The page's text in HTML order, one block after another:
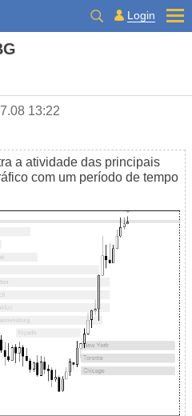
Login
13:22
a atividade das principais
com um período de tempo